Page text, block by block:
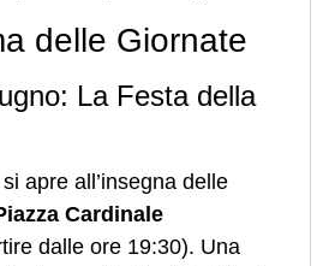
delle Giornate
La Festa della
apre all’insegna delle
Cardinale
dalle ore 19:30). Una